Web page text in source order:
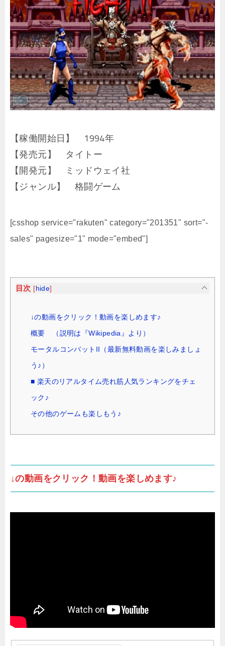
【稼働開始日】 1994年
【発売元】 タイトー
【開発元】 ミッドウェイ社
【ジャンル】 格闘ゲーム
[csshop service="rakuten" category="201351" sort="-
sales" pagesize="1" mode="embed"]
目次 [ hide]
↓の動画をクリック！動画を楽しめます♪
概要 （説明は『Wikipedia』より）
モータルコンバットII（最新無料動画を楽しみましょ
う♪）
■ 楽天のリアルタイム売れ筋人気ランキングをチェ
ック♪
その他のゲームも楽しもう♪
↓の動画をクリック！動画を楽しめます♪